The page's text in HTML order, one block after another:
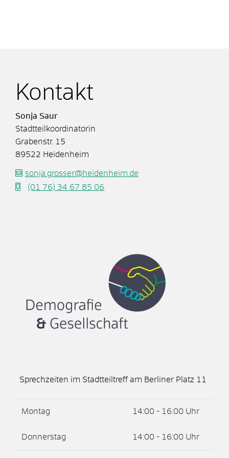
Kontakt
Sonja Saur
Stadtteilkoordinatorin
Grabenstr. 15
89522 Heidenheim
sonja.grosser@heidenheim.de
(01 76) 34 67 85 06
Sprechzeiten im Stadtteiltreff am Berliner Platz 11
Montag
Donnerstag
14:00 - 16:00 Uhr
14:00 - 16:00 Uhr